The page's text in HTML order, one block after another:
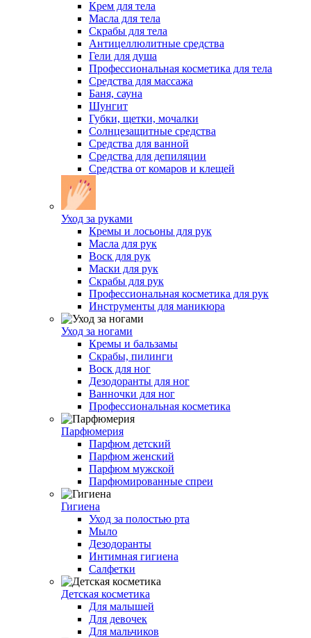
Крем для тела
Масла для тела
Скрабы для тела
Антицеллюлитные средства
Гели для душа
Профессиональная косметика для тела
Средства для массажа
Баня, сауна
Шунгит
Губки, щетки, мочалки
Солнцезащитные средства
Средства для ванной
Средства для депиляции
Средства от комаров и клещей
Уход за руками
Кремы и лосьоны для рук
Масла для рук
Воск для рук
Маски для рук
Скрабы для рук
Профессиональная косметика для рук
Инструменты для маникюра
Уход за ногами
Кремы и бальзамы
Скрабы, пилинги
Воск для ног
Дезодоранты для ног
Ванночки для ног
Профессиональная косметика
Парфюмерия
Парфюм детский
Парфюм женский
Парфюм мужской
Парфюмированные спреи
Гигиена
Уход за полостью рта
Мыло
Дезодоранты
Интимная гигиена
Салфетки
Детская косметика
Для малышей
Для девочек
Для мальчиков